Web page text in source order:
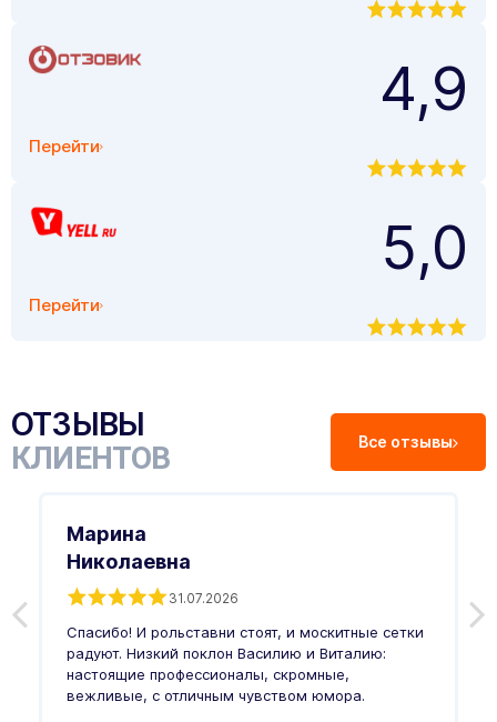
Перейти
4,9
Перейти
5,0
ОТЗЫВЫ
КЛИЕНТОВ Все отзывы
Марина
Николаевна
31.07.2026
Спасибо! И рольставни стоят, и москитные сетки
радуют. Низкий поклон Василию и Виталию:
настоящие профессионалы, скромные,
вежливые, с отличным чувством юмора.